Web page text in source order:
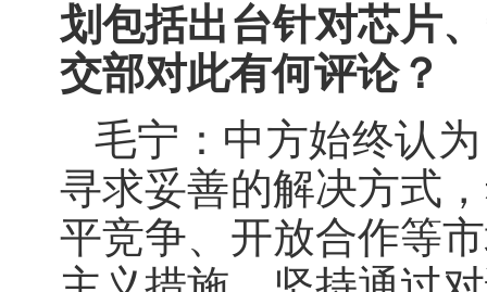
划包括出台针对芯片
交部对此有何评论？
毛宁：中方始终认
寻求妥善的解决方式
平竞争、开放合作等